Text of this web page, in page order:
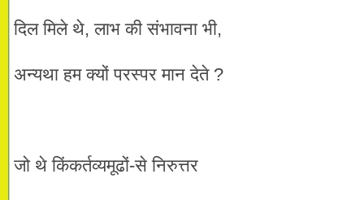
दिल मिले थे, लाभ की संभावना भी,
अन्यथा हम क्यों परस्पर मान देते ?
जो थे किंकर्तव्यमूढों-से निरुत्तर